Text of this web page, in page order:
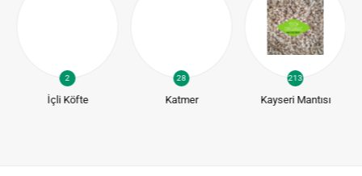
2
İçli Köfte
28
Katmer
213
Kayseri Mantısı